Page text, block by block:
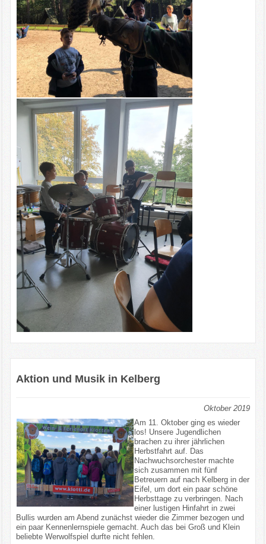
Aktion und Musik in Kelberg
Oktober 2019
Am 11. Oktober ging es wieder
los! Unsere Jugendlichen
brachen zu ihrer jährlichen
Herbstfahrt auf. Das
Nachwuchsorchester machte
sich zusammen mit fünf
Betreuern auf nach Kelberg in der
Eifel, um dort ein paar schöne
Herbsttage zu verbringen. Nach
einer lustigen Hinfahrt in zwei
Bullis wurden am Abend zunächst wieder die Zimmer bezogen und
ein paar Kennenlernspiele gemacht. Auch das bei Groß und Klein
beliebte Werwolfspiel durfte nicht fehlen.